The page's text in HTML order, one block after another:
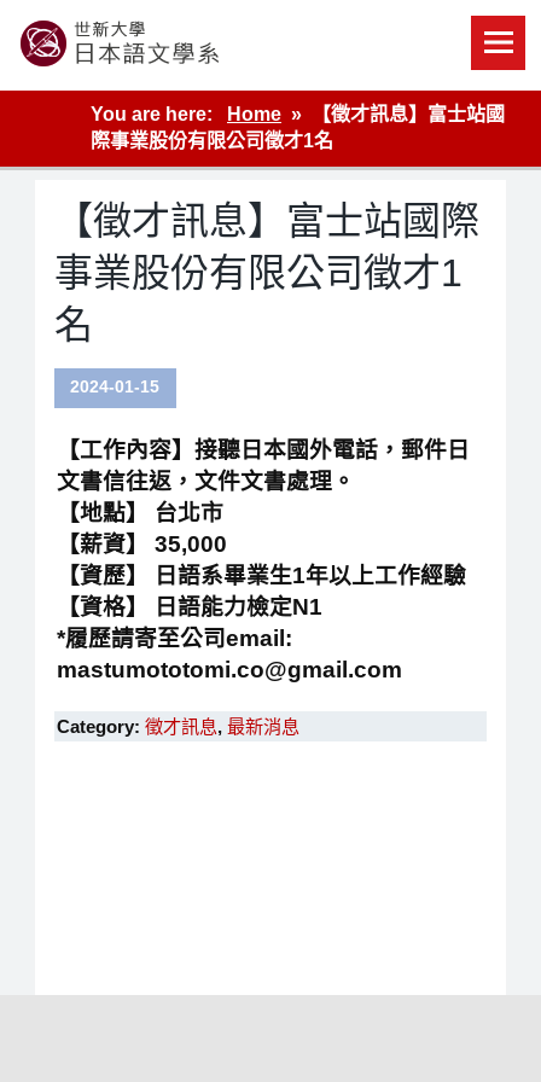
content
世新大學教學單位的網站
You are here:
Home
【徵才訊息】富士站國
際事業股份有限公司徵才1名
【徵才訊息】富士站國際
事業股份有限公司徵才1
名
2024-01-15
【工作內容】接聽日本國外電話，郵件日
文書信往返，文件文書處理。
【地點】 台北市
【薪資】 35,000
【資歷】 日語系畢業生1年以上工作經驗
【資格】 日語能力檢定N1
*履歷請寄至公司email:
mastumototomi.co@gmail.com
Category: 徵才訊息, 最新消息